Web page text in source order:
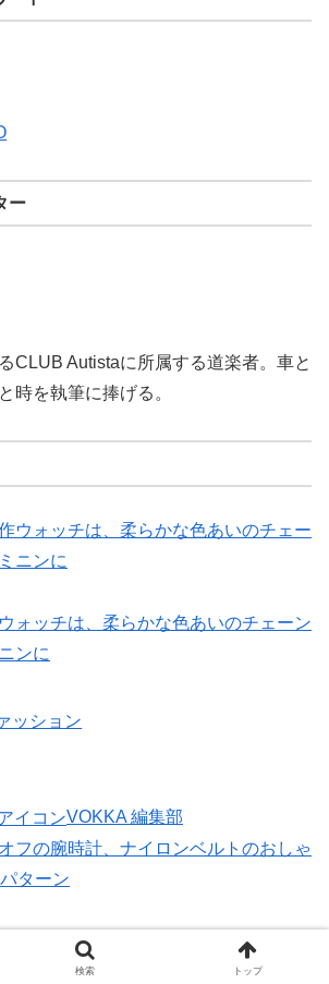
ー
CLUB Autistaに所属する道楽者。車と
時を執筆に捧げる。
ォッチは、柔らかな色あいのチェーン
ンに
ッション
VOKKA 編集部
の腕時計、ナイロンベルトのおしゃれ
ーン
検索 トップ